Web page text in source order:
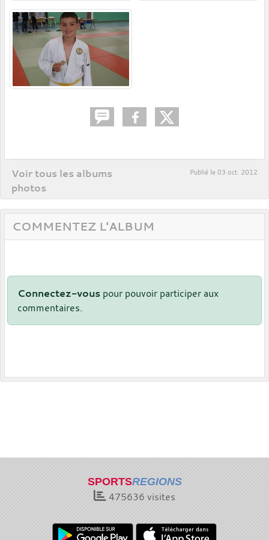
Voir tous les albums
photos
Publié le 03 oct. 2012
COMMENTEZ L'ALBUM
Connectez-vous pour pouvoir participer aux
commentaires.
SPORTSREGIONS
475636 visites